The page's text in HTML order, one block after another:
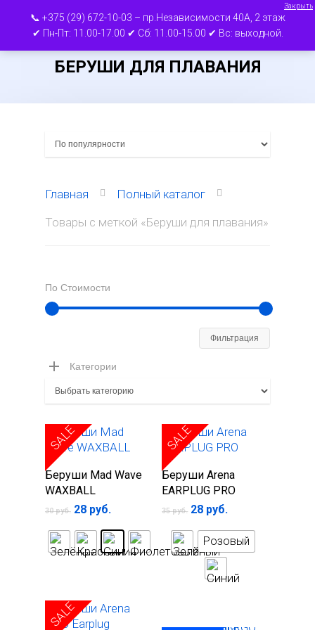
БЕРУШИ ДЛЯ ПЛАВАНИЯ
Главная
Полный каталог
Товары с меткой «Беруши для плавания»
По Стоимости
Фильтрация
Категории
Выберите
параметры
SALE
Беруши Mad Wave
WAXBALL
30руб. 28 руб.
Выберите
параметры
SALE
Беруши Arena
EARPLUG PRO
35руб. 28 руб.
Розовый
SALE
📞 +375 (29) 672-10-03 – пр.Независимости 40А, 2 этаж
✔ Пн-Пт: 11.00-17.00 ✔ Сб: 11.00-15.00 ✔ Вс: выходной.
Закрыть